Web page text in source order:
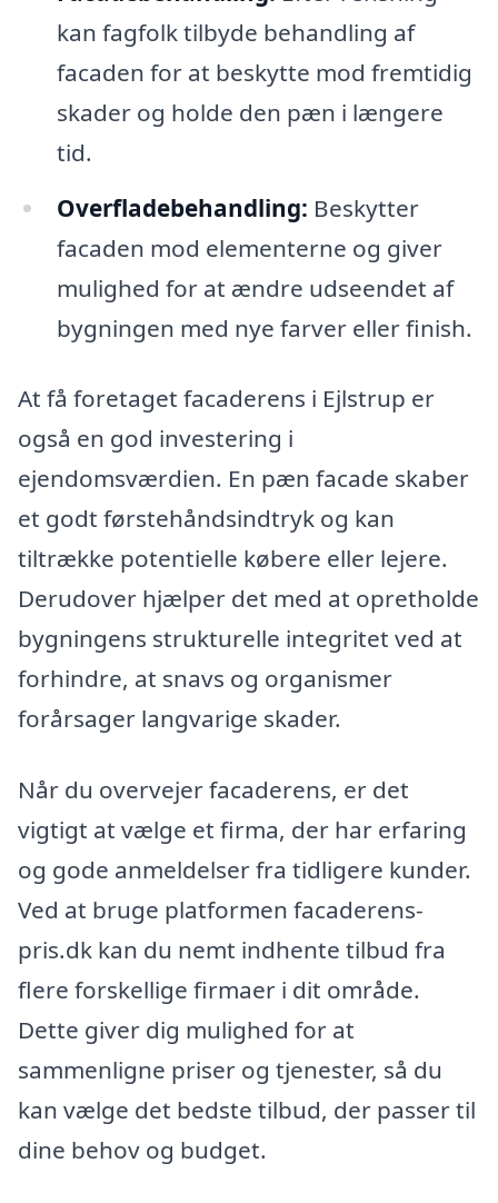
kan fagfolk tilbyde behandling af
facaden for at beskytte mod fremtidig
skader og holde den pæn i længere
tid.
Overfladebehandling: Beskytter
facaden mod elementerne og giver
mulighed for at ændre udseendet af
bygningen med nye farver eller finish.
At få foretaget facaderens i Ejlstrup er
også en god investering i
ejendomsværdien. En pæn facade skaber
et godt førstehåndsindtryk og kan
tiltrække potentielle købere eller lejere.
Derudover hjælper det med at opretholde
bygningens strukturelle integritet ved at
forhindre, at snavs og organismer
forårsager langvarige skader.
Når du overvejer facaderens, er det
vigtigt at vælge et firma, der har erfaring
og gode anmeldelser fra tidligere kunder.
Ved at bruge platformen facaderens-
pris.dk kan du nemt indhente tilbud fra
flere forskellige firmaer i dit område.
Dette giver dig mulighed for at
sammenligne priser og tjenester, så du
kan vælge det bedste tilbud, der passer til
dine behov og budget.